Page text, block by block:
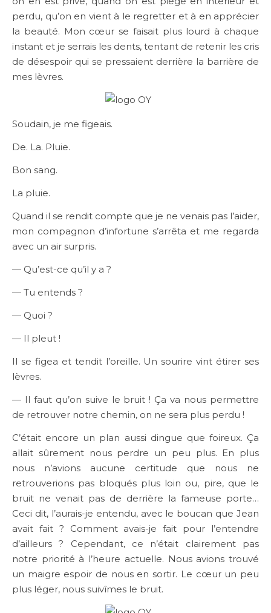
perdu, qu’on en vient à le regretter et à en apprécier
la beauté. Mon cœur se faisait plus lourd à chaque
instant et je serrais les dents, tentant de retenir les cris
de désespoir qui se pressaient derrière la barrière de
mes lèvres.
Soudain, je me figeais.
De. La. Pluie.
Bon sang.
La pluie.
Quand il se rendit compte que je ne venais pas l’aider,
mon compagnon d’infortune s’arrêta et me regarda
avec un air surpris.
— Qu’est-ce qu’il y a ?
— Tu entends ?
— Quoi ?
— Il pleut !
Il se figea et tendit l’oreille. Un sourire vint étirer ses
lèvres.
— Il faut qu’on suive le bruit ! Ça va nous permettre
de retrouver notre chemin, on ne sera plus perdu !
C’était encore un plan aussi dingue que foireux. Ça
allait sûrement nous perdre un peu plus. En plus
nous n’avions aucune certitude que nous ne
retrouverions pas bloqués plus loin ou, pire, que le
bruit ne venait pas de derrière la fameuse porte…
Ceci dit, l’aurais-je entendu, avec le boucan que Jean
avait fait ? Comment avais-je fait pour l’entendre
d’ailleurs ? Cependant, ce n’était clairement pas
notre priorité à l’heure actuelle. Nous avions trouvé
un maigre espoir de nous en sortir. Le cœur un peu
plus léger, nous suivîmes le bruit.